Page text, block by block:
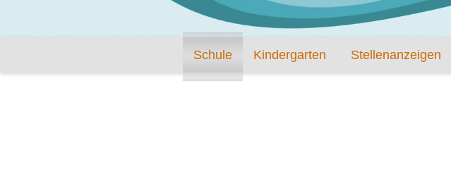
Schule Kindergarten Stellenanzeigen